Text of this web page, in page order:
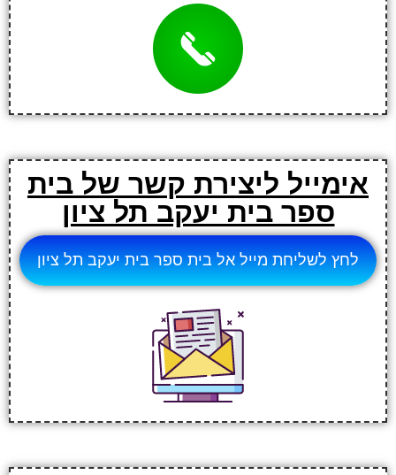
אימייל ליצירת קשר של בית
ספר בית יעקב תל ציון
לחץ לשליחת מייל אל בית ספר בית יעקב תל ציון